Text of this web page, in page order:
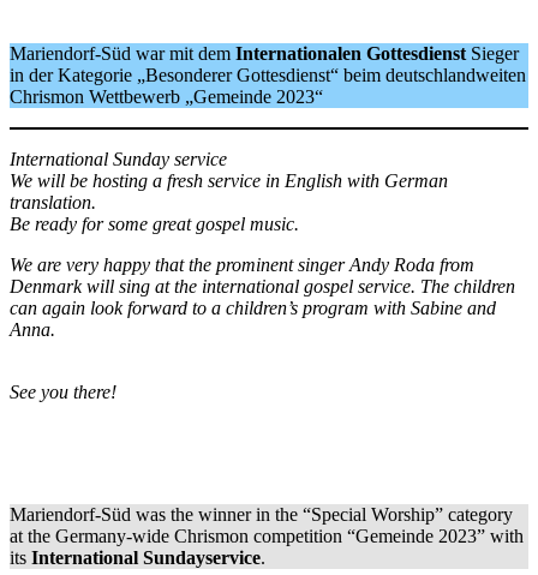
Mariendorf-Süd war mit dem Internationalen Gottesdienst Sieger
in der Kategorie „Besonderer Gottesdienst“ beim deutschlandweiten
Chrismon Wettbewerb „Gemeinde 2023“
International Sunday service
We will be hosting a fresh service in English with German
translation.
Be ready for some great gospel music.
We are very happy that the prominent singer Andy Roda from
Denmark will sing at the international gospel service. The children
can again look forward to a children’s program with Sabine and
Anna.
See you there!
Mariendorf-Süd was the winner in the “Special Worship” category
at the Germany-wide Chrismon competition “Gemeinde 2023” with
its International Sundayservice.